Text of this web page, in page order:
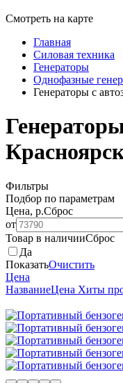
Смотреть на карте
Главная
Силовая техника
Генераторы
Однофазные
Генераторы с
Фильтры
Подбор по параметрам
Цена, р.Сброс
от
Товар в наличииСброс
Да
ПоказатьОчистить
Цена
НазваниеЦена Хиты